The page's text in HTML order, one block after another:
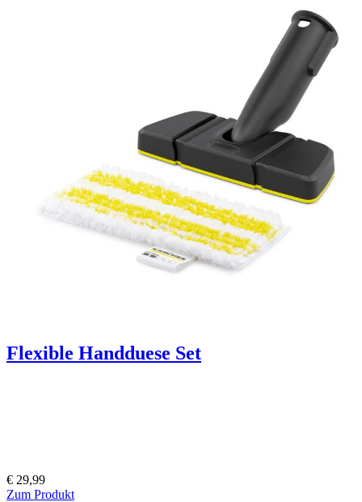
Flexible Handduese Set
€ 29,99
Zum Produkt